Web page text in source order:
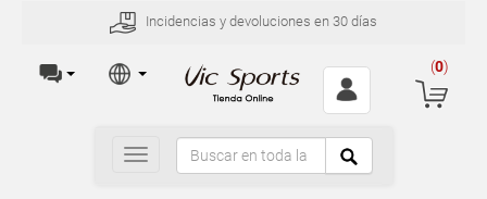
Incidencias y devoluciones en 30 días
(0)
Toggle
navigation